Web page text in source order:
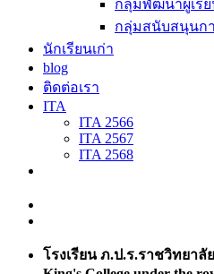
กลุ่มพัฒนาผู้เรี
กลุ่มสนับสนุนก
นักเรียนเก่า
blog
ติดต่อเรา
ITA
ITA 2566
ITA 2567
ITA 2568
โรงเรียน ภ.ป.ร.ราชวิทยา